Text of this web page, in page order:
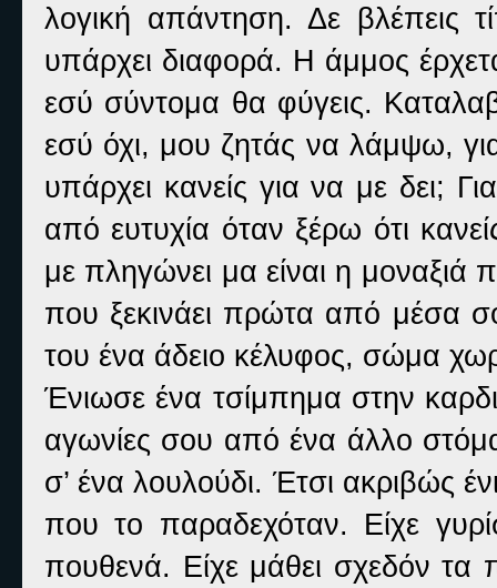
λογική απάντηση. Δε βλέπεις
υπάρχει διαφορά. Η άμμος
εσύ σύντομα θα φύγεις.
εσύ όχι, μου ζητάς να λάμψω,
υπάρχει κανείς για να με δει;
από ευτυχία όταν ξέρω ότι
με πληγώνει μα είναι η μοναξιά
που ξεκινάει πρώτα από μέσα
του ένα άδειο κέλυφος, σώμα
Ένιωσε ένα τσίμπημα στην
αγωνίες σου από ένα άλλο
σ’ ένα λουλούδι. Έτσι ακριβώς
που το παραδεχόταν. Είχε
πουθενά. Είχε μάθει σχεδόν τα